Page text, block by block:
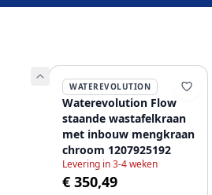
WATEREVOLUTION
Waterevolution Flow
staande wastafelkraan
met inbouw mengkraan
chroom 1207925192
Levering in 3-4 weken
€ 350,49